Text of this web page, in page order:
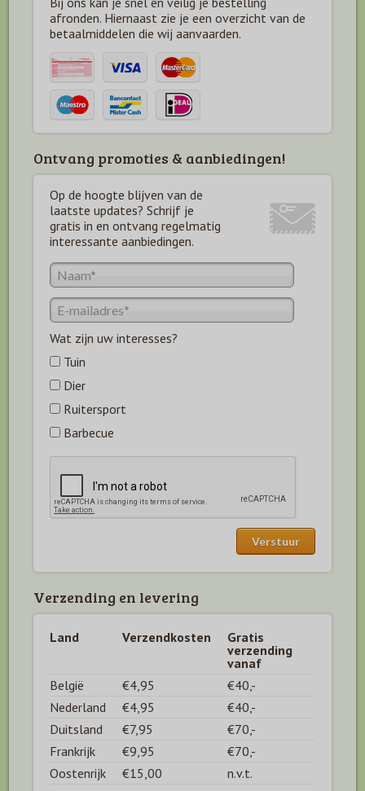
afronden. Hiernaast zie je een overzicht van de
betaalmiddelen die wij aanvaarden.
Ontvang promoties & aanbiedingen!
Op de hoogte blijven van de
laatste updates? Schrijf je
gratis in en ontvang regelmatig
interessante aanbiedingen.
Wat zijn uw interesses?
Tuin
Dier
Ruitersport
Barbecue
Verzending en levering
Land Verzendkosten
Gratis
verzending
vanaf
België
€4,95
€40,-
Nederland
€4,95
€40,-
Duitsland
€7,95
€70,-
Frankrijk
€9,95
€70,-
Oostenrijk
€15,00
n.v.t.